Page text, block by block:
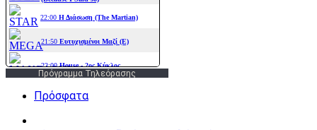
Πρόγραμμα Τηλεόρασης
Πρόσφατα